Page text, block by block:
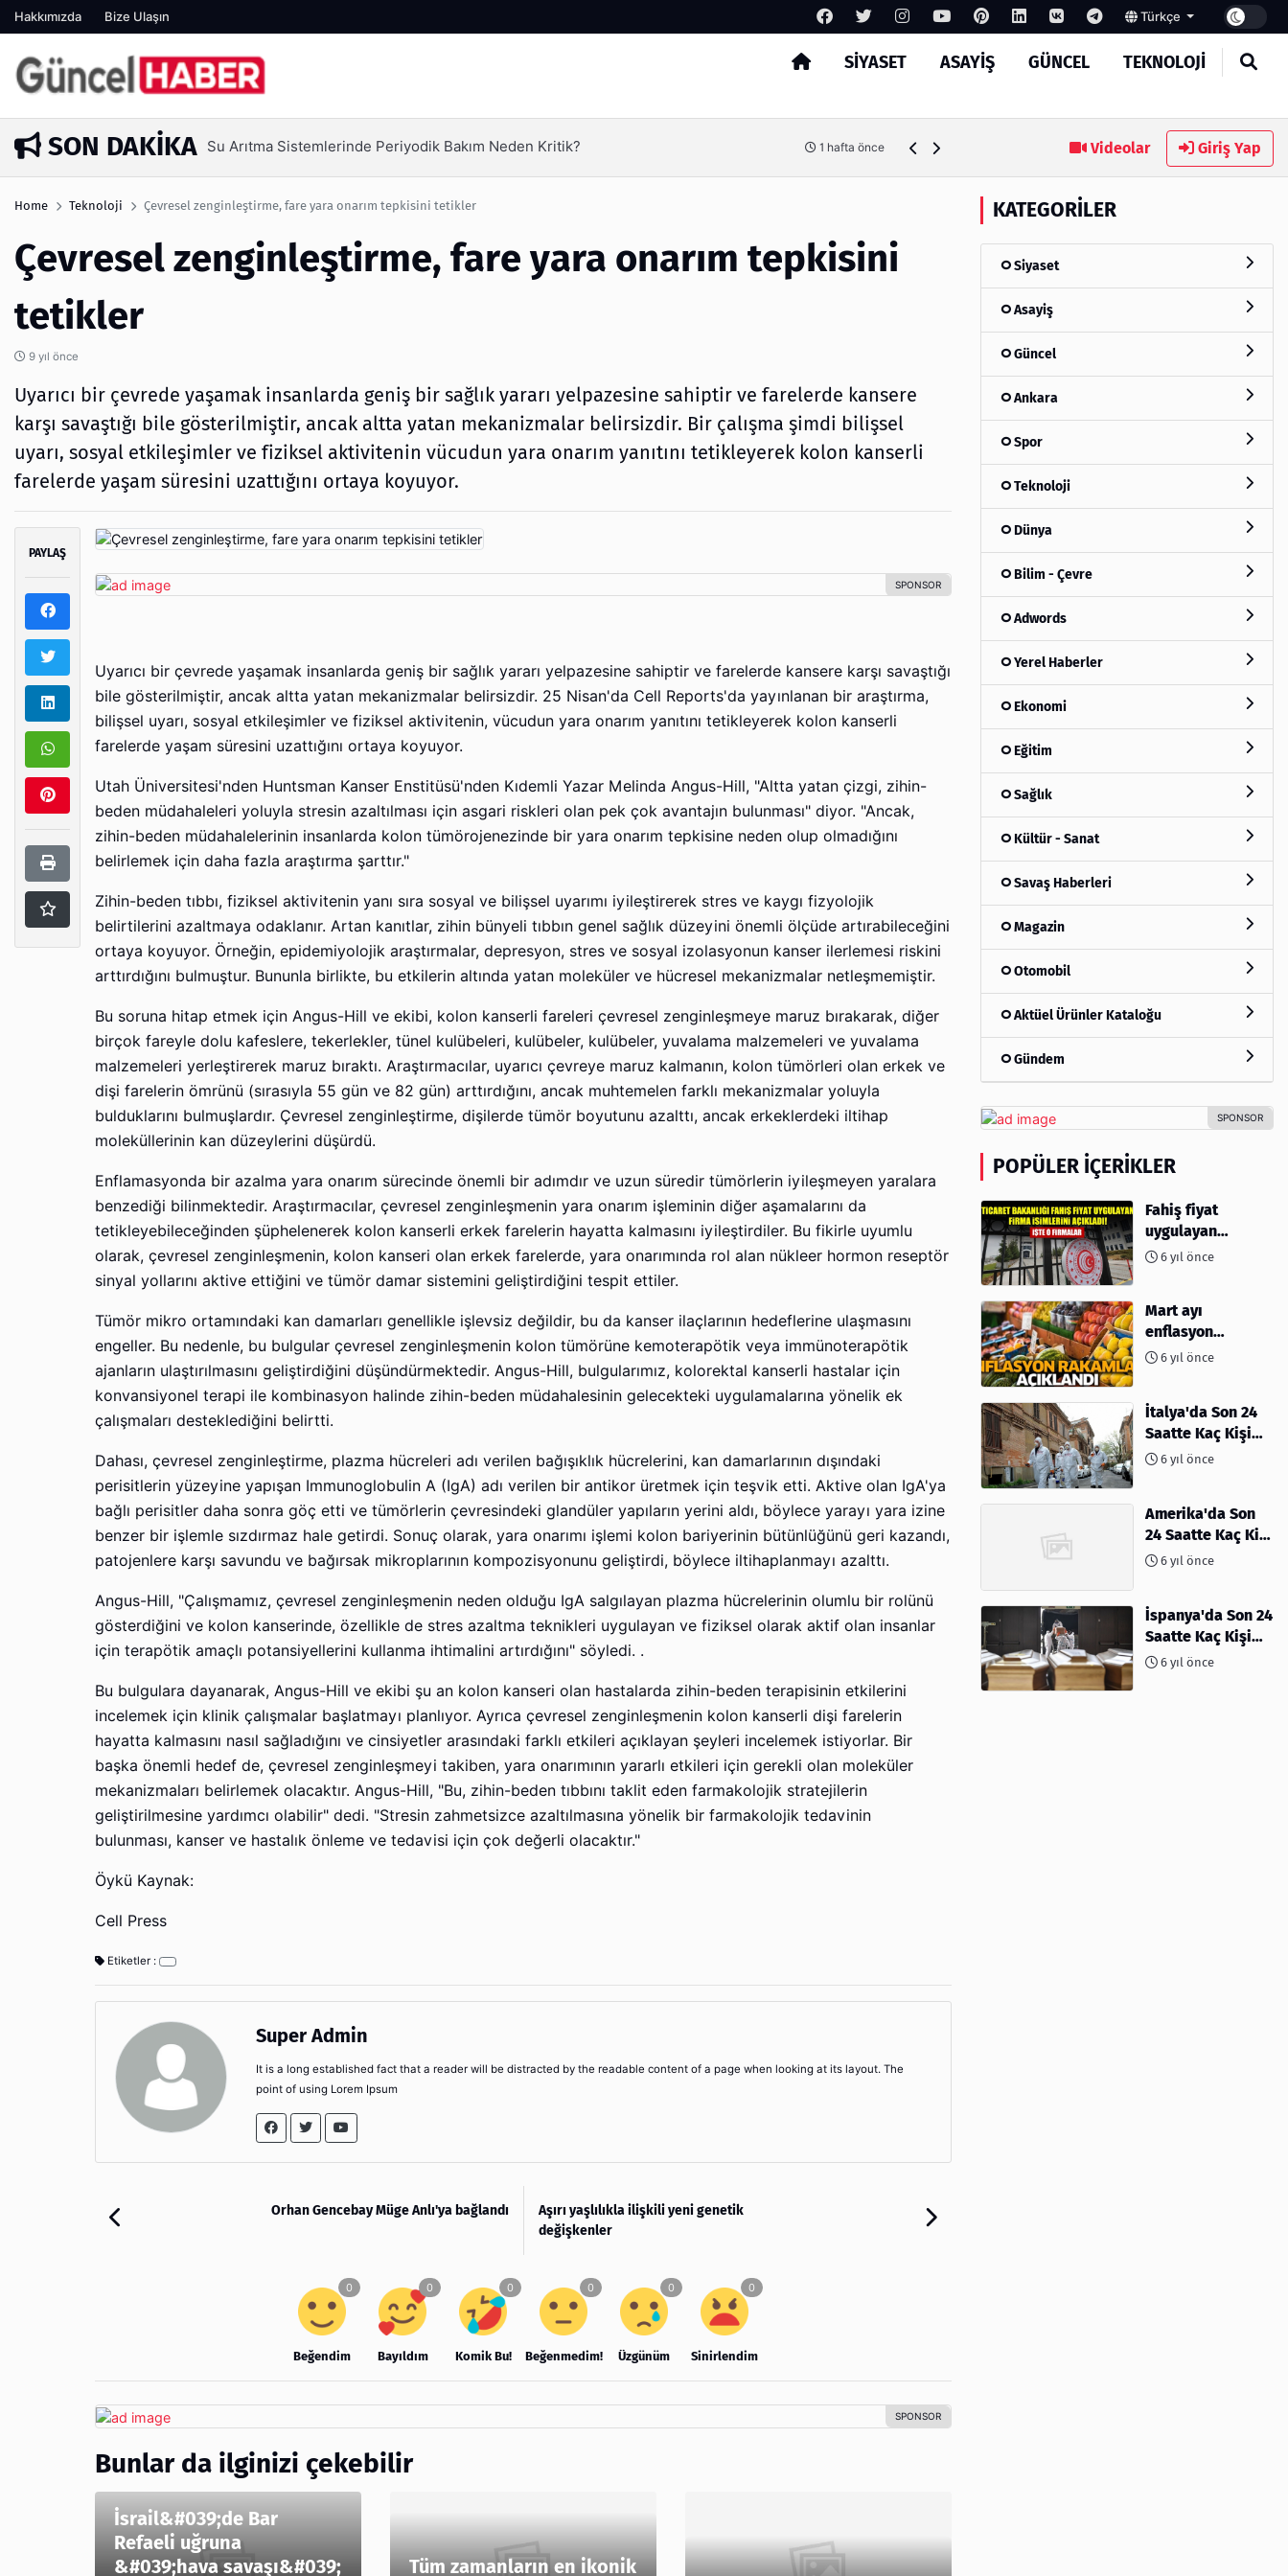
Hakkımızda Bize Ulaşın Türkçe
SIYASET ASAYIŞ GÜNCEL TEKNOLOJI
Arama
SON DAKIKA
3 gün önce Su Arıtma Sistemlerinde Periyodik Bakım Neden Kritik? 1 hafta önce Ambalaj Süreçlerinde Yeni Nesil Verimliliği Olimpack ile
Videolar Giriş Yap
Home Teknoloji Çevresel zenginleştirme, fare yara onarım tepkisini tetikler
Çevresel zenginleştirme, fare yara onarım tepkisini
tetikler
9 yıl önce
Uyarıcı bir çevrede yaşamak insanlarda geniş bir sağlık yararı yelpazesine sahiptir ve farelerde kansere
karşı savaştığı bile gösterilmiştir, ancak altta yatan mekanizmalar belirsizdir. Bir çalışma şimdi bilişsel
uyarı, sosyal etkileşimler ve fiziksel aktivitenin vücudun yara onarım yanıtını tetikleyerek kolon kanserli
farelerde yaşam süresini uzattığını ortaya koyuyor.
PAYLAŞ
Uyarıcı bir çevrede yaşamak insanlarda geniş bir sağlık yararı yelpazesine sahiptir ve farelerde kansere karşı savaştığı
bile gösterilmiştir, ancak altta yatan mekanizmalar belirsizdir. 25 Nisan'da Cell Reports'da yayınlanan bir araştırma,
bilişsel uyarı, sosyal etkileşimler ve fiziksel aktivitenin, vücudun yara onarım yanıtını tetikleyerek kolon kanserli
farelerde yaşam süresini uzattığını ortaya koyuyor.
Utah Üniversitesi'nden Huntsman Kanser Enstitüsü'nden Kıdemli Yazar Melinda Angus-Hill, "Altta yatan çizgi, zihin-
beden müdahaleleri yoluyla stresin azaltılması için asgari riskleri olan pek çok avantajın bulunması" diyor. "Ancak,
zihin-beden müdahalelerinin insanlarda kolon tümörojenezinde bir yara onarım tepkisine neden olup olmadığını
belirlemek için daha fazla araştırma şarttır."
Zihin-beden tıbbı, fiziksel aktivitenin yanı sıra sosyal ve bilişsel uyarımı iyileştirerek stres ve kaygı fizyolojik
belirtilerini azaltmaya odaklanır. Artan kanıtlar, zihin bünyeli tıbbın genel sağlık düzeyini önemli ölçüde artırabileceğini
ortaya koyuyor. Örneğin, epidemiyolojik araştırmalar, depresyon, stres ve sosyal izolasyonun kanser ilerlemesi riskini
arttırdığını bulmuştur. Bununla birlikte, bu etkilerin altında yatan moleküler ve hücresel mekanizmalar netleşmemiştir.
Bu soruna hitap etmek için Angus-Hill ve ekibi, kolon kanserli fareleri çevresel zenginleşmeye maruz bırakarak, diğer
birçok fareyle dolu kafeslere, tekerlekler, tünel kulübeleri, kulübeler, kulübeler, yuvalama malzemeleri ve yuvalama
malzemeleri yerleştirerek maruz bıraktı. Araştırmacılar, uyarıcı çevreye maruz kalmanın, kolon tümörleri olan erkek ve
dişi farelerin ömrünü (sırasıyla 55 gün ve 82 gün) arttırdığını, ancak muhtemelen farklı mekanizmalar yoluyla
bulduklarını bulmuşlardır. Çevresel zenginleştirme, dişilerde tümör boyutunu azalttı, ancak erkeklerdeki iltihap
moleküllerinin kan düzeylerini düşürdü.
Enflamasyonda bir azalma yara onarım sürecinde önemli bir adımdır ve uzun süredir tümörlerin iyileşmeyen yaralara
benzediği bilinmektedir. Araştırmacılar, çevresel zenginleşmenin yara onarım işleminin diğer aşamalarını da
tetikleyebileceğinden şüphelenerek kolon kanserli erkek farelerin hayatta kalmasını iyileştirdiler. Bu fikirle uyumlu
olarak, çevresel zenginleşmenin, kolon kanseri olan erkek farelerde, yara onarımında rol alan nükleer hormon reseptör
sinyal yollarını aktive ettiğini ve tümör damar sistemini geliştirdiğini tespit ettiler.
Tümör mikro ortamındaki kan damarları genellikle işlevsiz değildir, bu da kanser ilaçlarının hedeflerine ulaşmasını
engeller. Bu nedenle, bu bulgular çevresel zenginleşmenin kolon tümörüne kemoterapötik veya immünoterapötik
ajanların ulaştırılmasını geliştirdiğini düşündürmektedir. Angus-Hill, bulgularımız, kolorektal kanserli hastalar için
konvansiyonel terapi ile kombinasyon halinde zihin-beden müdahalesinin gelecekteki uygulamalarına yönelik ek
çalışmaları desteklediğini belirtti.
Dahası, çevresel zenginleştirme, plazma hücreleri adı verilen bağışıklık hücrelerini, kan damarlarının dışındaki
perisitlerin yüzeyine yapışan Immunoglobulin A (IgA) adı verilen bir antikor üretmek için teşvik etti. Aktive olan IgA'ya
bağlı perisitler daha sonra göç etti ve tümörlerin çevresindeki glandüler yapıların yerini aldı, böylece yarayı yara izine
benzer bir işlemle sızdırmaz hale getirdi. Sonuç olarak, yara onarımı işlemi kolon bariyerinin bütünlüğünü geri kazandı,
patojenlere karşı savundu ve bağırsak mikroplarının kompozisyonunu geliştirdi, böylece iltihaplanmayı azalttı.
Angus-Hill, "Çalışmamız, çevresel zenginleşmenin neden olduğu IgA salgılayan plazma hücrelerinin olumlu bir rolünü
gösterdiğini ve kolon kanserinde, özellikle de stres azaltma teknikleri uygulayan ve fiziksel olarak aktif olan insanlar
için terapötik amaçlı potansiyellerini kullanma ihtimalini artırdığını" söyledi. .
Bu bulgulara dayanarak, Angus-Hill ve ekibi şu an kolon kanseri olan hastalarda zihin-beden terapisinin etkilerini
incelemek için klinik çalışmalar başlatmayı planlıyor. Ayrıca çevresel zenginleşmenin kolon kanserli dişi farelerin
hayatta kalmasını nasıl sağladığını ve cinsiyetler arasındaki farklı etkileri açıklayan şeyleri incelemek istiyorlar. Bir
başka önemli hedef de, çevresel zenginleşmeyi takiben, yara onarımının yararlı etkileri için gerekli olan moleküler
mekanizmaları belirlemek olacaktır. Angus-Hill, "Bu, zihin-beden tıbbını taklit eden farmakolojik stratejilerin
geliştirilmesine yardımcı olabilir" dedi. "Stresin zahmetsizce azaltılmasına yönelik bir farmakolojik tedavinin
bulunması, kanser ve hastalık önleme ve tedavisi için çok değerli olacaktır."
Öykü Kaynak:
Cell Press
Etiketler :
Super Admin
It is a long established fact that a reader will be distracted by the readable content of a page when looking at its layout. The
point of using Lorem Ipsum
Orhan Gencebay Müge Anlı'ya bağlandı
Aşırı yaşlılıkla ilişkili yeni genetik
değişkenler
Beğendim Bayıldım Komik Bu! Beğenmedim! Üzgünüm Sinirlendim
Bunlar da ilginizi çekebilir
İsrail&#039;de Bar
Refaeli uğruna
&#039;hava savaşı&#039;
Tüm zamanların en ikonik
KATEGORILER
Siyaset
Asayiş
Güncel
Ankara
Spor
Teknoloji
Dünya
Bilim - Çevre
Adwords
Yerel Haberler
Ekonomi
Eğitim
Sağlık
Kültür - Sanat
Savaş Haberleri
Magazin
Otomobil
Aktüel Ürünler Kataloğu
Gündem
POPÜLER İÇERIKLER
Fahiş fiyat
uygulayan
firmalar açıklandı
6 yıl önce
Mart ayı
enflasyon
rakamları
6 yıl önce
İtalya'da Son 24
Saatte Kaç Kişi
Öldü6 yıl önce
Amerika'da Son
24 Saatte Kaç Kişi
Öldü - 06 Nisan
6 yıl önce
İspanya'da Son 24
Saatte Kaç Kişi
Öldü6 yıl önce